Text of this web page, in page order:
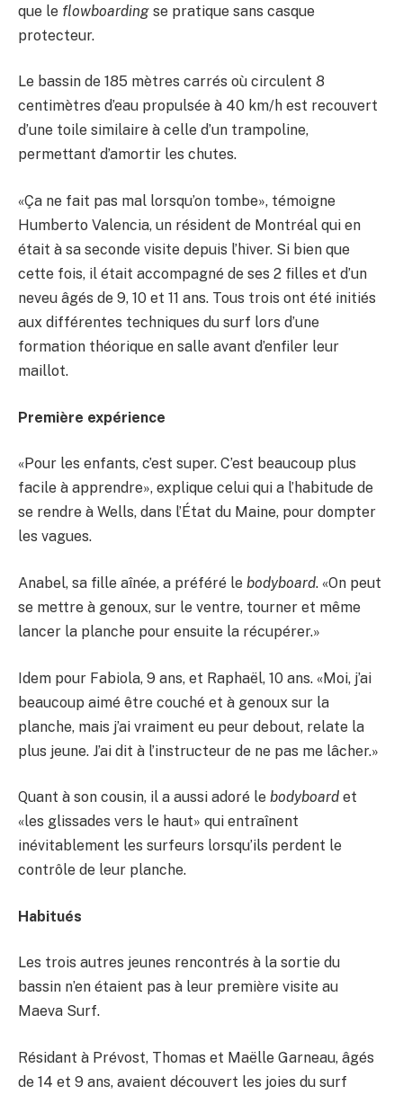
que le flowboarding se pratique sans casque
protecteur.
Le bassin de 185 mètres carrés où circulent 8
centimètres d’eau propulsée à 40 km/h est recouvert
d’une toile similaire à celle d’un trampoline,
permettant d’amortir les chutes.
«Ça ne fait pas mal lorsqu’on tombe», témoigne
Humberto Valencia, un résident de Montréal qui en
était à sa seconde visite depuis l’hiver. Si bien que
cette fois, il était accompagné de ses 2 filles et d’un
neveu âgés de 9, 10 et 11 ans. Tous trois ont été initiés
aux différentes techniques du surf lors d’une
formation théorique en salle avant d’enfiler leur
maillot.
Première expérience
«Pour les enfants, c’est super. C’est beaucoup plus
facile à apprendre», explique celui qui a l’habitude de
se rendre à Wells, dans l’État du Maine, pour dompter
les vagues.
Anabel, sa fille aînée, a préféré le bodyboard. «On peut
se mettre à genoux, sur le ventre, tourner et même
lancer la planche pour ensuite la récupérer.»
Idem pour Fabiola, 9 ans, et Raphaël, 10 ans. «Moi, j’ai
beaucoup aimé être couché et à genoux sur la
planche, mais j’ai vraiment eu peur debout, relate la
plus jeune. J’ai dit à l’instructeur de ne pas me lâcher.»
Quant à son cousin, il a aussi adoré le bodyboard et
«les glissades vers le haut» qui entraînent
inévitablement les surfeurs lorsqu’ils perdent le
contrôle de leur planche.
Habitués
Les trois autres jeunes rencontrés à la sortie du
bassin n’en étaient pas à leur première visite au
Maeva Surf.
Résidant à Prévost, Thomas et Maëlle Garneau, âgés
de 14 et 9 ans, avaient découvert les joies du surf